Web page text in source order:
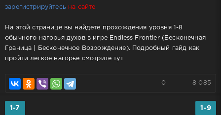
зарегистрируйтесьна сайте
На этой странице вы найдете прохождения уровня 1-8
обычного нагорья духов в игре Endless Frontier (Бесконечная
Граница | Бесконечное Возрождение). Подробный гайд как
пройти легкое нагорье смотрите тут
0 8 085
1-7 1-9